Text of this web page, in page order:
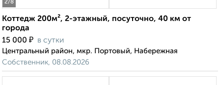
2/8
Коттедж 200м², 2-этажный, посуточно, 40 км от
города
15 000 ₽ в сутки
Центральный район, мкр. Портовый, Набережная
Собственник, 08.08.2026